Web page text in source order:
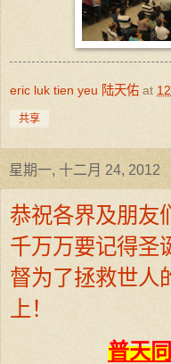
eric luk tien yeu 陆天佑 at
共享
星期一, 十二月 24, 2012
恭祝各界及朋友
千万万要记得圣
督为了拯救世人
上！
普天